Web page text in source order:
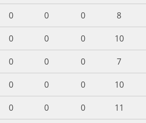
0 0 0
8
0 0 0
10
0 0 0
7
0 0 0
10
0 0 0
11